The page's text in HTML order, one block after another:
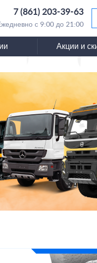
7 (861) 203-39-63
с 9:00 до 21:00
Акции и